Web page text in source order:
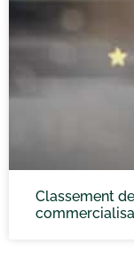
Classement